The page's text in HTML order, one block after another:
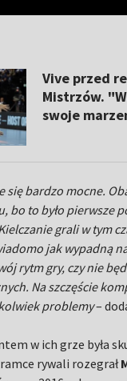
Vive przed
Mistrzów.
swoje
się bardzo mocne.
bo to było pierwsze
grali w tym
jak wypadną
rytm gry, czy nie
Na szczęście
problemy–
w ich grze była
rywali rozegrał